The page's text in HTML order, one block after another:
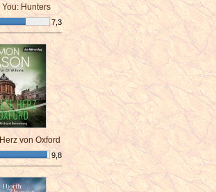
You: Hunters
7,3
von Oxford
9,8